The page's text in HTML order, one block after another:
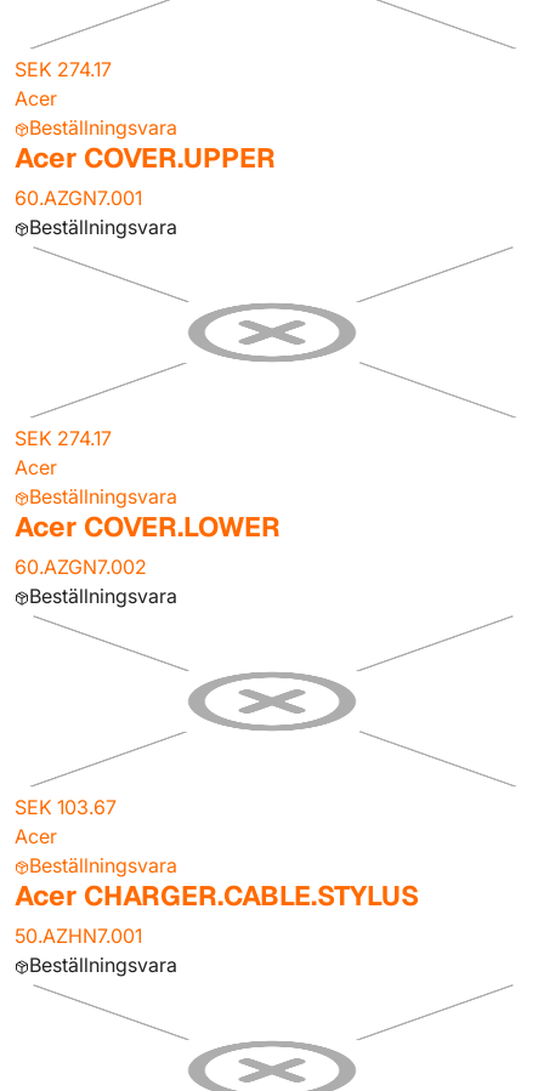
SEK 274.17
Acer
Beställningsvara
Acer COVER.UPPER
60.AZGN7.001
Beställningsvara
SEK 274.17
Acer
Beställningsvara
Acer COVER.LOWER
60.AZGN7.002
Beställningsvara
SEK 103.67
Acer
Beställningsvara
Acer CHARGER.CABLE.STYLUS
50.AZHN7.001
Beställningsvara